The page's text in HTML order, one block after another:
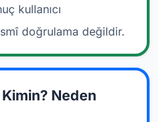
kullanıcı
doğrulama değildir.
Neden